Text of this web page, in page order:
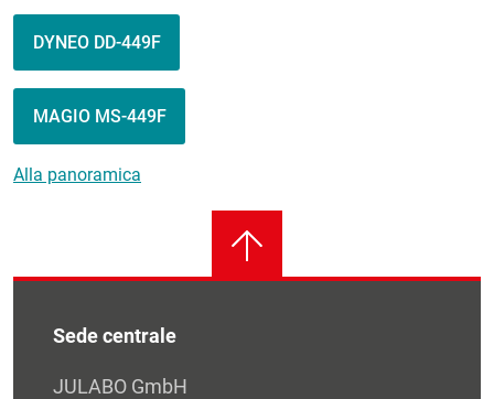
DYNEO DD-449F
MAGIO MS-449F
Alla panoramica
Sede centrale
JULABO GmbH